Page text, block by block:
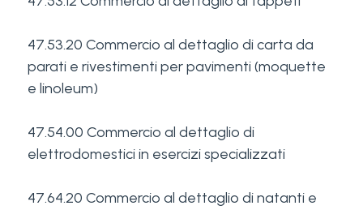
47.53.20 Commercio al dettaglio di carta da
parati e rivestimenti per pavimenti (moquette
e linoleum)
47.54.00 Commercio al dettaglio di
elettrodomestici in esercizi specializzati
47.64.20 Commercio al dettaglio di natanti e